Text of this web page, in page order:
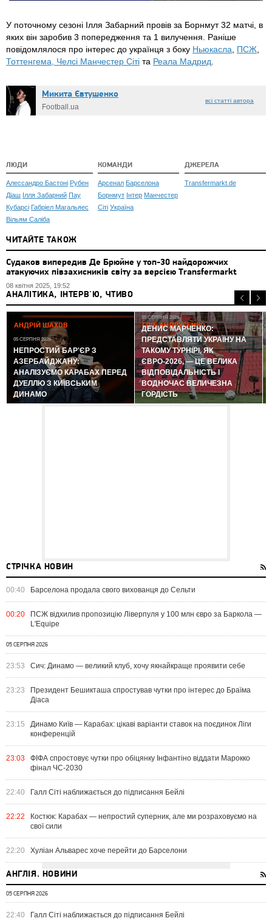
У поточному сезоні Ілля Забарний провів за Борнмут 32 матчі, в
яких він заробив 3 попередження та 1 вилучення. Раніше
повідомлялося про інтерес до українця з боку Ньюкасла ПСЖ
Тоттенгема, Челсі Манчестер Сіті та Реала Мадрид
Микита Євтушенко
Football.ua
всі статті автора
ЛЮДИ
Алессандро Бастоні Рубен
Діаш Ілля Забарний Пау
Кубарсі Габріел Магальяес
Вільям Саліба
КОМАНДИ
Арсенал Барселона
Борнмут Інтер Манчестер
Сіті Україна
ДЖЕРЕЛА
Transfermarkt.de
ЧИТАЙТЕ ТАКОЖ
Судаков випередив Де Брюйне у топ-30 найдорожчих
атакуючих півзахисників світу за версією Transfermarkt
08 квітня 2025, 19:52
АНАЛІТИКА, ІНТЕРВ'Ю, ЧТИВО
АНДРІЙ ШАХОВ
05 СЕРПНЯ 2026
НЕПРОСТИЙ БАР'ЄР З
АЗЕРБАЙДЖАНУ:
АНАЛІЗУЄМО КАРАБАХ ПЕРЕД
ДУЕЛЛЮ З КИЇВСЬКИМ
ДИНАМО
ГЛІБ АНДРУСЕНКО
05 СЕРПНЯ 2026
ДЕНИС МАРЧЕНКО:
ПРЕДСТАВЛЯТИ УКРАЇНУ НА
ТАКОМУ ТУРНІРІ, ЯК
ЄВРО-2026, — ЦЕ ВЕЛИКА
ВІДПОВІДАЛЬНІСТЬ І
ВОДНОЧАС ВЕЛИЧЕЗНА
ГОРДІСТЬ
СТРІЧКА НОВИН
00:40 Барселона продала свого вихованця до Сельти
00:20
ПСЖ відхилив пропозицію Ліверпуля у 100 млн євро за Баркола —
L'Equipe
05 СЕРПНЯ 2026
23:53 Сич: Динамо — великий клуб, хочу якнайкраще проявити себе
23:23
Президент Бешикташа спростував чутки про інтерес до Браїма
Діаса
23:15
Динамо Київ — Карабах: цікаві варіанти ставок на поєдинок Ліги
конференцій
23:03
ФІФА спростовує чутки про обіцянку Інфантіно віддати Марокко
фінал ЧС-2030
22:40 Галл Сіті наближається до підписання Бейлі
22:22
Костюк: Карабах — непростий суперник, але ми розраховуємо на
свої сили
22:20 Хуліан Альварес хоче перейти до Барселони
АНГЛІЯ. НОВИНИ
05 СЕРПНЯ 2026
22:40 Галл Сіті наближається до підписання Бейлі